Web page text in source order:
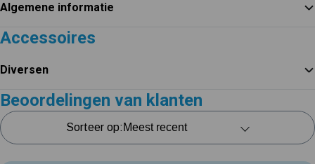
Algemene informatie
Accessoires
Diversen
Beoordelingen van klanten
Sorteer op: